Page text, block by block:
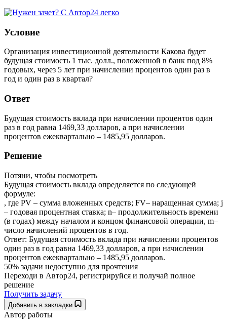
Условие
Организация инвестиционной деятельности Какова будет
будущая стоимость 1 тыс. долл., положенной в банк под 8%
годовых, через 5 лет при начислении процентов один раз в
год и один раз в квартал?
Ответ
Будущая стоимость вклада при начислении процентов один
раз в год равна 1469,33 долларов, а при начислении
процентов ежеквартально – 1485,95 долларов.
Решение
Потяни, чтобы посмотреть
Будущая стоимость вклада определяется по следующей
формуле:
, где PV – сумма вложенных средств; FV– наращенная сумма; j
– годовая процентная ставка; n– продолжительность времени
(в годах) между началом и концом финансовой операции, m–
число начислений процентов в год.
Ответ: Будущая стоимость вклада при начислении процентов
один раз в год равна 1469,33 долларов, а при начислении
процентов ежеквартально – 1485,95 долларов.
50% задачи недоступно для прочтения
Переходи в Автор24, регистрируйся и получай полное
решение
Получить задачу
Добавить в закладки
Автор работы